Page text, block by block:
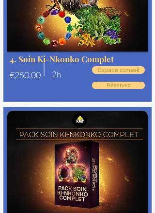
4. Soin Ki-Nkonko Complet
€250.00
2h Espace conseil
Réservez